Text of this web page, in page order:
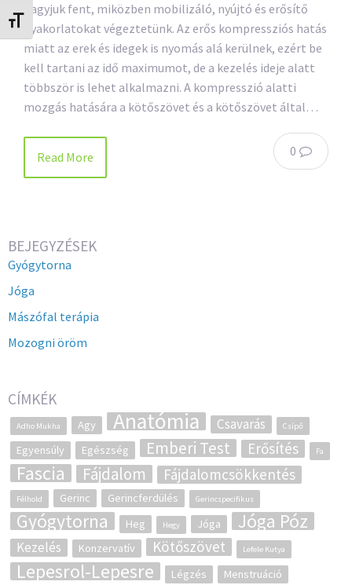
Betűméret váltása
hagyjuk fent, miközben mobilizáló, nyújtó és erősítő
gyakorlatokat végeztetünk. Az erős kompressziós hatás
miatt az erek és idegek is nyomás alá kerülnek, ezért be
kell tartani az idő maximumot, de a kezelés ideje alatt
többször is lehet alkalmazni. A kompresszió alatti
mozgás hatására a kötőszövet és a kötőszövet által…
0
Read More
BEJEGYZÉSEK
Gyógytorna
Jóga
Mászófal terápia
Mozogni öröm
CÍMKÉK
Adho Mukha Agy Anatómia Csavarás Csípő
Egyensúly Egészség Emberi Test Erősítés Fa
Fascia Fájdalom Fájdalomcsökkentés
Félhold Gerinc Gerincferdülés Gerincspecifikus
Gyógytorna Heg Hegy Jóga Jóga Póz
Kezelés Konzervatív Kötőszövet Lefele Kutya
Lepesrol-Lepesre Légzés
Menstruáció